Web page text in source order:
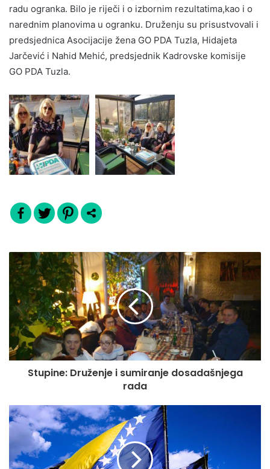
radu ogranka. Bilo je riječi i o izbornim rezultatima,kao i o
narednim planovima u ogranku. Druženju su prisustvovali i
predsjednica Asocijacije žena GO PDA Tuzla, Hidajeta
Jarčević i Nahid Mehić, predsjednik Kadrovske komisije
GO PDA Tuzla.
Stupine: Druženje i sumiranje dosadašnjega
rada